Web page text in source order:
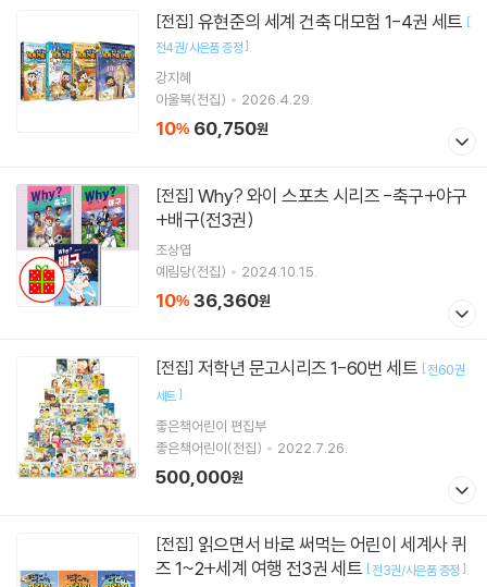
[전집] 유현준의 세계 건축 대모험 1-4권 세트 [
전4권/사은품 증정]
강지혜
아울북(전집)
2026.4.29.
10% 60,750원
[전집]
+배구(전3권)
조상엽
예림당(전집)
2024.10.15.
10% 36,360원
[전집] 저학년 문고시리즈 1-60번 세트 [전60권
세트]
좋은책어린이 편집부
좋은책어린이(전집)
2022.7.26.
500,000원
[전집]
즈 1~2+세계 여행 전3권 세트 [전3권/사은품 증정 ]